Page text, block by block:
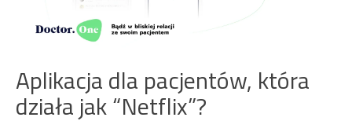
Aplikacja dla pacjentów, która
działa jak “Netflix”?